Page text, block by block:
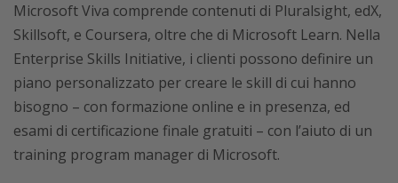
Microsoft Viva comprende contenuti di Pluralsight, edX,
Skillsoft, e Coursera, oltre che di Microsoft Learn. Nella
Enterprise Skills Initiative, i clienti possono definire un
piano personalizzato per creare le skill di cui hanno
bisogno – con formazione online e in presenza, ed
esami di certificazione finale gratuiti – con l’aiuto di un
training program manager di Microsoft.